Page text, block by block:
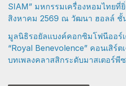
SIAM” มหกรรมเครื่องหอมไทย
สิงหาคม 2569 ณ วัฒนา ฮอลล์ ชั้
มูลนิธิรอยัลแบงค์คอกซิมโฟนีออร์
“Royal Benevolence” คอนเสิร์
บทเพลงคลาสสิกระดับมาสเตอร์พี